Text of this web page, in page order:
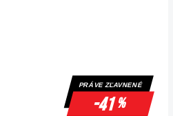
PRÁVE ZĽAVNENÉ
-41%